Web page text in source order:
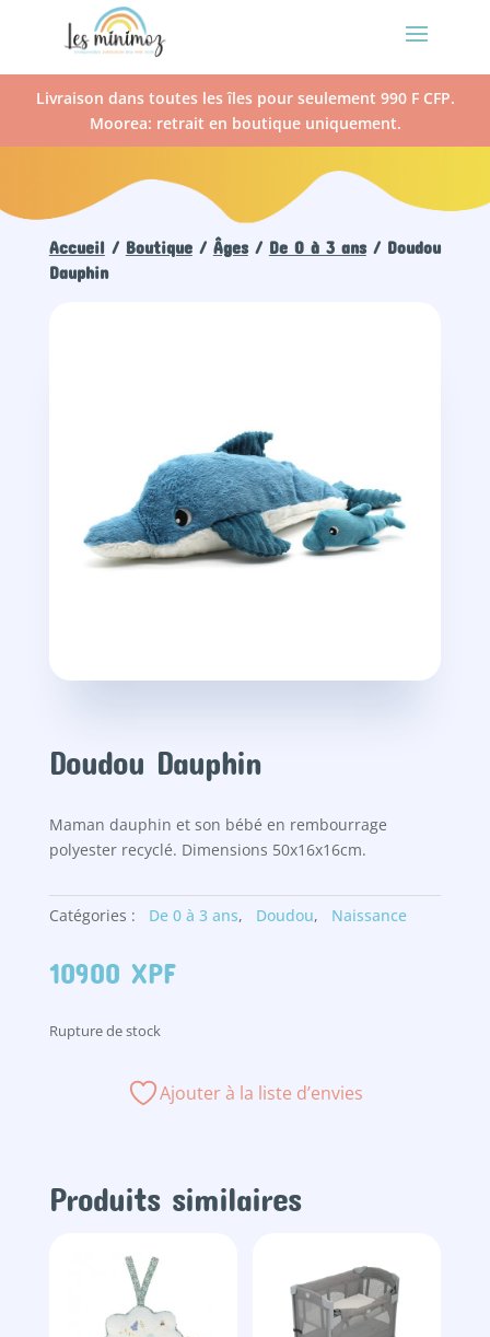
Livraison dans toutes les îles pour seulement 990 F CFP.
Moorea: retrait en boutique uniquement.
Accueil / Boutique/ Âges/ De 0 à 3 ans/ Doudou
Dauphin
Doudou Dauphin
Maman dauphin et son bébé en rembourrage
polyester recyclé. Dimensions 50x16x16cm.
Catégories : De 0 à 3 ans, Doudou, Naissance
10900 XPF
Rupture de stock
Ajouter à la liste d’envies
Produits similaires